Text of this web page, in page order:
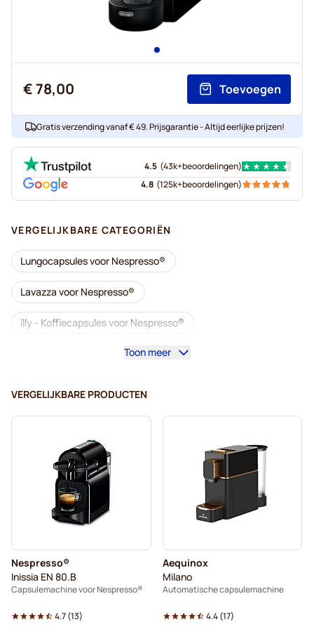
€ 78,00 Toevoegen
Gratis verzending vanaf € 49. Prijsgarantie - Altijd eerlijke prijzen!
4.5 (43k+beoordelingen)
4.8 (125k+beoordelingen)
VERGELIJKBARE CATEGORIËN
Lungocapsules voor Nespresso®
Lavazza voor Nespresso®
illy - Koffiecapsules voor Nespresso®
Café Royal - Koffiecapsules voor Nespresso®
Koffieverrijkers voor Nespresso®
Ontkalken en onderhoud voor Nespresso®
L'OR - Koffiecapsules voor Nespresso®
Segafredo - Koffiecapsules voor Nespresso®
Caffè Borbone voor Nespresso®
Toon meer
VERGELIJKBARE PRODUCTEN
Nespresso®
Inissia EN 80.B
Capsulemachine voor Nespresso®
4.7(13)
Aequinox
Milano
Automatische capsulemachine
4.4(17)